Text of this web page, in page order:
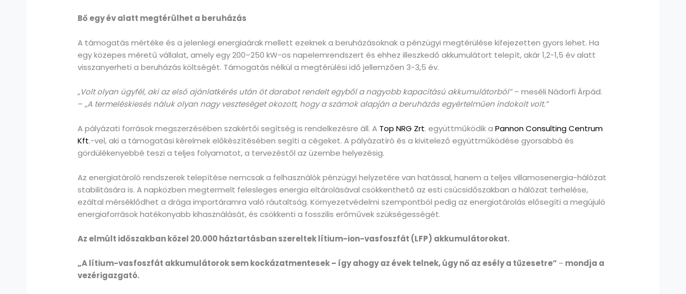
Bő egy év alatt megtérülhet a beruházás
A támogatás mértéke és a jelenlegi energiaárak mellett ezeknek a beruházásoknak a pénzügyi megtérülése kifejezetten gyors lehet. Ha
egy közepes méretű vállalat, amely egy 200–250 kW-os napelemrendszert és ehhez illeszkedő akkumulátort telepít, akár 1,2-1,5 év alatt
visszanyerheti a beruházás költségét. Támogatás nélkül a megtérülési idő jellemzően 3-3,5 év.
„Volt olyan ügyfél, aki az első ajánlatkérés után öt darabot rendelt egyből a nagyobb kapacitású akkumulátorból”– meséli Nádorfi Árpád.
–„A termeléskiesés náluk olyan nagy veszteséget okozott, hogy a számok alapján a beruházás egyértelműen indokolt volt.”
A pályázati források megszerzésében szakértői segítség is rendelkezésre áll. A Top NRG Zrt. együttműködik aPannon Consulting Centrum
Kft.-vel, aki a támogatási kérelmek előkészítésében segíti a cégeket. A pályázatíró és a kivitelező együttműködése gyorsabbá és
gördülékenyebbé teszi a teljes folyamatot, a tervezéstől az üzembe helyezésig.
Az energiatároló rendszerek telepítése nemcsak a felhasználók pénzügyi helyzetére van hatással, hanem a teljes villamosenergia-hálózat
stabilitására is. A napközben megtermelt felesleges energia eltárolásával csökkenthető az esti csúcsidőszakban a hálózat terhelése,
ezáltal mérséklődhet a drága importáramra való ráutaltság. Környezetvédelmi szempontból pedig az energiatárolás elősegíti a megújuló
energiaforrások hatékonyabb kihasználását, és csökkenti a fosszilis erőművek szükségességét.
Az elmúlt időszakban közel 20.000 háztartásban szereltek lítium-ion-vasfoszfát (LFP) akkumulátorokat.
„A lítium-vasfoszfát akkumulátorok sem kockázatmentesek – így ahogy az évek telnek, úgy nő az esély a tűzesetre”– mondja a
vezérigazgató.